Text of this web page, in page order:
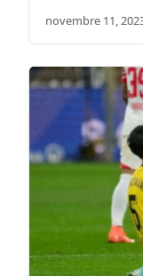
novembre 11,